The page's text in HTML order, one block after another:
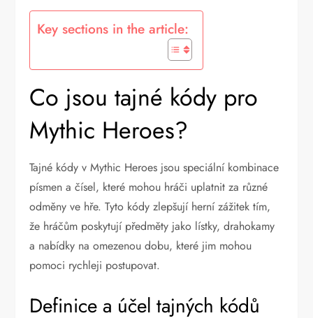
Key sections in the article:
Co jsou tajné kódy pro
Mythic Heroes?
Tajné kódy v Mythic Heroes jsou speciální kombinace
písmen a čísel, které mohou hráči uplatnit za různé
odměny ve hře. Tyto kódy zlepšují herní zážitek tím,
že hráčům poskytují předměty jako lístky, drahokamy
a nabídky na omezenou dobu, které jim mohou
pomoci rychleji postupovat.
Definice a účel tajných kódů